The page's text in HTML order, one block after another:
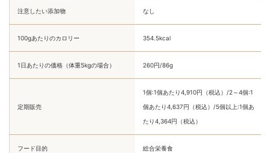
注意したい添加物 なし
100gあたりのカロリー 354.5kcal
1日あたりの価格（体重5kgの場合） 260円/86g
定期販売
1個:1個あたり4,910円（税込）/2～4個:1
個あたり4,637円（税込）/5個以上:1個あ
たり4,364円（税込）
フード目的 総合栄養食